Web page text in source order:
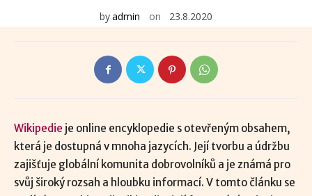
byadmin on 23.8.2020
Wikipedie je online encyklopedie s otevřeným obsahem,
která je dostupná v mnoha jazycích. Její tvorbu a údržbu
zajišťuje globální komunita dobrovolníků a je známá pro
svůj široký rozsah a hloubku informací. V tomto článku se